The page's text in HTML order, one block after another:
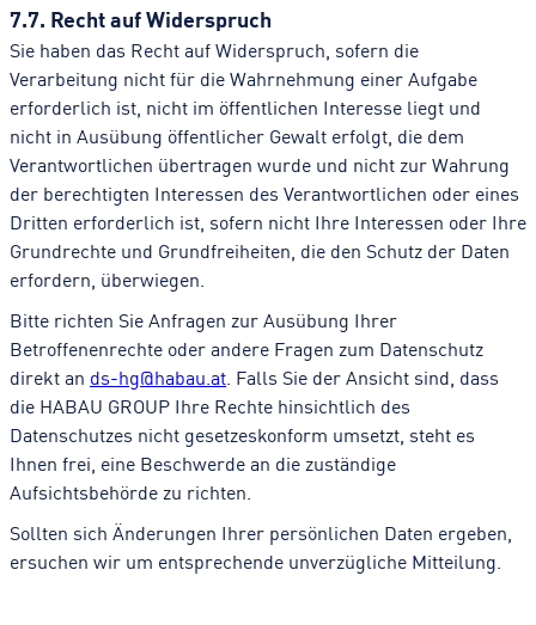
7.7. Recht auf Widerspruch
Sie haben das Recht auf Widerspruch, sofern die
Verarbeitung nicht für die Wahrnehmung einer Aufgabe
erforderlich ist, nicht im öffentlichen Interesse liegt und
nicht in Ausübung öffentlicher Gewalt erfolgt, die dem
Verantwortlichen übertragen wurde und nicht zur Wahrung
der berechtigten Interessen des Verantwortlichen oder eines
Dritten erforderlich ist, sofern nicht Ihre Interessen oder Ihre
Grundrechte und Grundfreiheiten, die den Schutz der Daten
erfordern, überwiegen.
Bitte richten Sie Anfragen zur Ausübung Ihrer
Betroffenenrechte oder andere Fragen zum Datenschutz
direkt an ds-hg@habau.at . Falls Sie der Ansicht sind, dass
die HABAU GROUP Ihre Rechte hinsichtlich des
Datenschutzes nicht gesetzeskonform umsetzt, steht es
Ihnen frei, eine Beschwerde an die zuständige
Aufsichtsbehörde zu richten.
Sollten sich Änderungen Ihrer persönlichen Daten ergeben,
ersuchen wir um entsprechende unverzügliche Mitteilung.